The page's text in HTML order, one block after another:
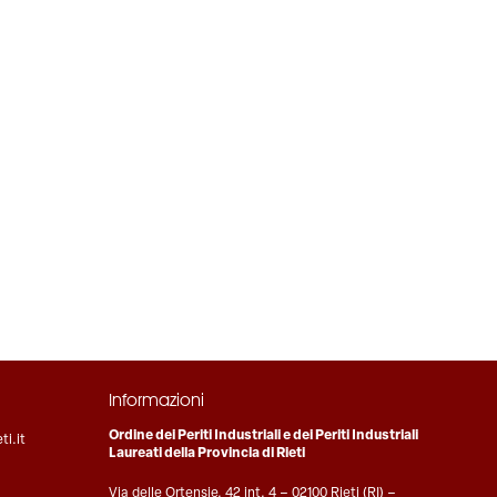
Informazioni
Ordine dei Periti Industriali e dei Periti Industriali
Laureati della Provincia di Rieti
Via delle Ortensie, 42 int. 4 – 02100 Rieti (RI) –